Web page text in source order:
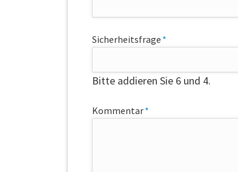
Pflichtfeld
Sicherheitsfrage *
Bitte addieren Sie 6 und 4.
Pflichtfeld
Kommentar*